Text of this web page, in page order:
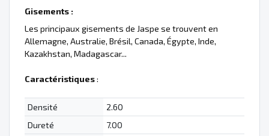
Gisements :
Les principaux gisements de Jaspe se trouvent en
Allemagne, Australie, Brésil, Canada, Égypte, Inde,
Kazakhstan, Madagascar...
Caractéristiques:
Densité
2.60
Dureté
7.00